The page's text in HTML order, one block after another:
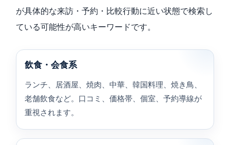
が具体的な来訪・予約・比較行動に近い状態で検索し
ている可能性が高いキーワードです。
飲食・会食系
ランチ、居酒屋、焼肉、中華、韓国料理、焼き鳥、
老舗飲食など。口コミ、価格帯、個室、予約導線が
重視されます。